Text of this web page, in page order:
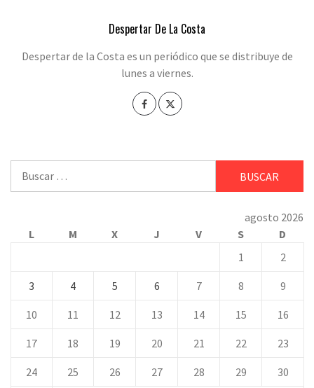
Despertar De La Costa
Despertar de la Costa es un periódico que se distribuye de
lunes a viernes.
agosto 2026
L
M X J V S
D
1
2
3 4 5 6 7 8 9
10 11 12 13 14 15 16
17 18 19 20 21 22 23
24 25 26 27 28 29 30